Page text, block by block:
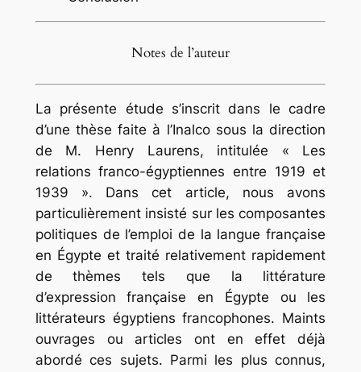
Notes de l’auteur
La présente étude s’inscrit dans le cadre
d’une thèse faite à l’Inalco sous la direction
de M. Henry Laurens, intitulée « Les
relations franco-égyptiennes entre 1919 et
1939 ». Dans cet article, nous avons
particulièrement insisté sur les composantes
politiques de l’emploi de la langue française
en Égypte et traité relativement rapidement
de thèmes tels que la littérature
d’expression française en Égypte ou les
littérateurs égyptiens francophones. Maints
ouvrages ou articles ont en effet déjà
abordé ces sujets. Parmi les plus connus,